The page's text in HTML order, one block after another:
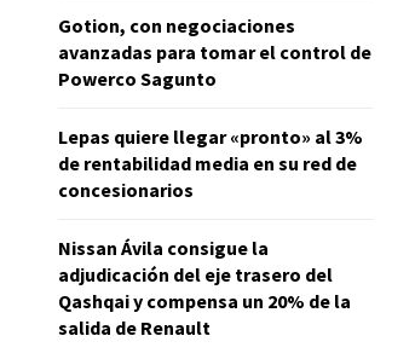
Gotion, con negociaciones
avanzadas para tomar el control de
Powerco Sagunto
Lepas quiere llegar «pronto» al 3%
de rentabilidad media en su red de
concesionarios
Nissan Ávila consigue la
adjudicación del eje trasero del
Qashqai y compensa un 20% de la
salida de Renault